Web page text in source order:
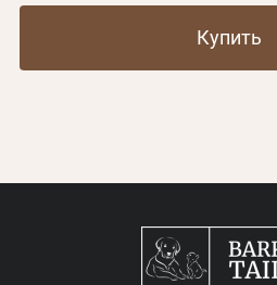
Купить